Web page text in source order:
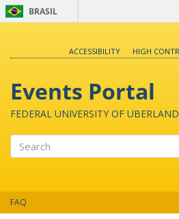
BRASIL
ACCESSIBILITY
HIGH
Events Portal
FEDERAL UNIVERSITY OF
FAQ